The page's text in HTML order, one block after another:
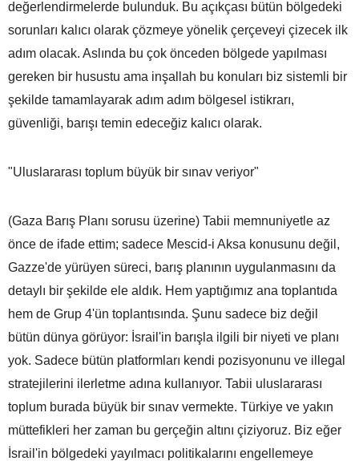
değerlendirmelerde bulunduk. Bu açıkçası bütün bölgedeki
sorunları kalıcı olarak çözmeye yönelik çerçeveyi çizecek ilk
adım olacak. Aslında bu çok önceden bölgede yapılması
gereken bir husustu ama inşallah bu konuları biz sistemli bir
şekilde tamamlayarak adım adım bölgesel istikrarı,
güvenliği, barışı temin edeceğiz kalıcı olarak.
"Uluslararası toplum büyük bir sınav veriyor"
(Gaza Barış Planı sorusu üzerine) Tabii memnuniyetle az
önce de ifade ettim; sadece Mescid-i Aksa konusunu değil,
Gazze'de yürüyen süreci, barış planının uygulanmasını da
detaylı bir şekilde ele aldık. Hem yaptığımız ana toplantıda
hem de Grup 4'ün toplantısında. Şunu sadece biz değil
bütün dünya görüyor: İsrail'in barışla ilgili bir niyeti ve planı
yok. Sadece bütün platformları kendi pozisyonunu ve illegal
stratejilerini ilerletme adına kullanıyor. Tabii uluslararası
toplum burada büyük bir sınav vermekte. Türkiye ve yakın
müttefikleri her zaman bu gerçeğin altını çiziyoruz. Biz eğer
İsrail'in bölgedeki yayılmacı politikalarını engellemeye